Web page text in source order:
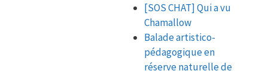
[SOS CHAT] Qui a vu
Chamallow
Balade artistico-
pédagogique en
réserve naturelle de